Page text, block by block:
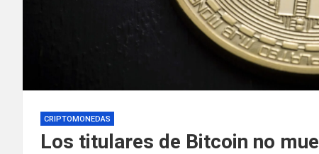
CRIPTOMONEDAS
Los titulares de Bitcoin no